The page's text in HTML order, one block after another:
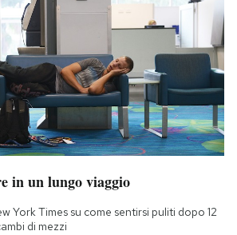
in un lungo viaggio
York Times su come sentirsi puliti dopo 12
di mezzi